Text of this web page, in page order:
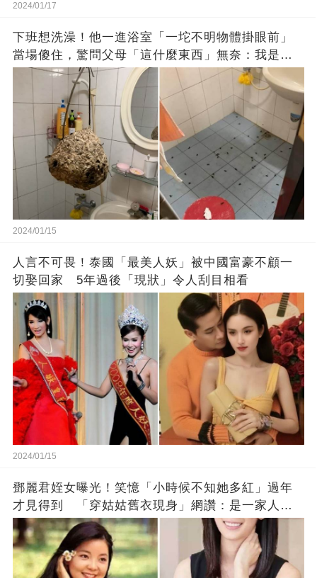
2024/01/17
下班想洗澡！他一進浴室「一坨不明物體掛眼前」
當場傻住，驚問父母「這什麼東西」無奈：我是親
生的嗎？
2024/01/15
人言不可畏！泰國「最美人妖」被中國富豪不顧一
切娶回家 5年過後「現狀」令人刮目相看
2024/01/15
鄧麗君姪女曝光！笑憶「小時候不知她多紅」過年
才見得到 「穿姑姑舊衣現身」網讚：是一家人沒
錯!